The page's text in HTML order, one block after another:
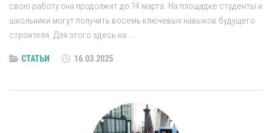
свою работу она продолжит до 14 марта. На площадке студенты и
школьники могут получить восемь ключевых навыков будущего
строителя. Для этого здесь на...
СТАТЬИ 16.03.2025